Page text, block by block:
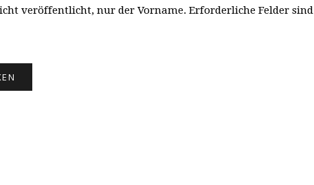
veröffentlicht, nur der Vorname. Erforderliche Felder sind